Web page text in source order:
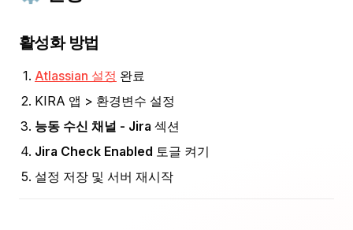
활성화 방법
Atlassian 설정 완료
KIRA 앱 > 환경변수 설정
능동 수신 채널 - Jira 섹션
Jira Check Enabled 토글 켜기
설정 저장 및 서버 재시작